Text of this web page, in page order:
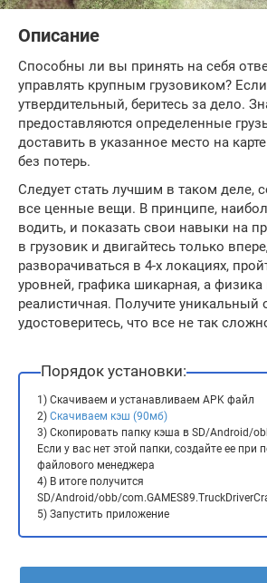
Описание
Способны ли вы принять на себя
управлять крупным грузовиком?
утвердительный, беритесь за дело.
предоставляются определенные
доставить в указанное место на
без потерь.
Следует стать лучшим в таком деле,
все ценные вещи. В принципе,
водить, и показать свои навыки на
в грузовик и двигайтесь только
разворачиваться в 4-х локациях,
уровней, графика шикарная, а физика
реалистичная. Получите уникальный
удостоверитесь, что все не так
Порядок установки:
1) Скачиваем и устанавливаем APK файл
2) Скачиваем кэш (90мб)
3) Скопировать папку кэша в SD/Android/
Если у вас нет этой папки, создайте ее
файлового менеджера
4) В итоге получится
SD/Android/obb/
5) Запустить приложение